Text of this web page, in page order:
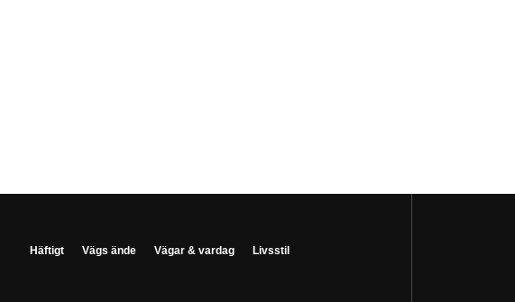
Häftigt Vägs ände Vägar & vardag Livsstil